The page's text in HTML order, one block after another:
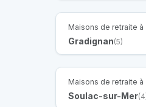
Maisons de retraite à
Gradignan(5)
Maisons de retraite à
Soulac-sur-Mer